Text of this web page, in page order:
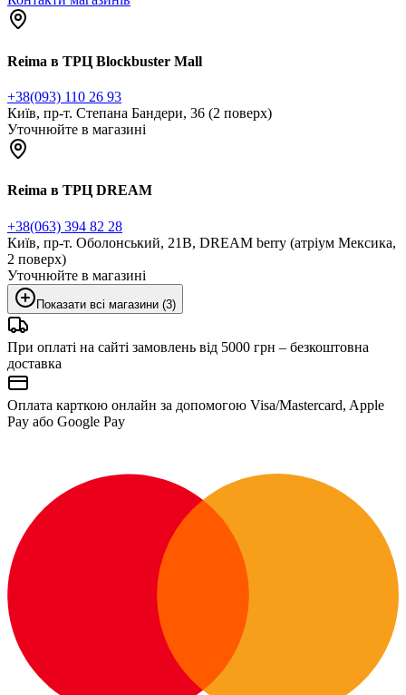
Reima в ТРЦ Blockbuster Mall
+38(093) 110 26 93
Київ, пр-т. Степана Бандери, 36 (2 поверх)
Уточнюйте в магазині
Reima в ТРЦ DREAM
+38(063) 394 82 28
Київ, пр-т. Оболонський, 21В, DREAM berry (атріум Мексика,
2 поверх)
Уточнюйте в магазині
Показати всі магазини (3)
При оплаті на сайті замовлень від 5000 грн – безкоштовна
доставка
Оплата карткою онлайн за допомогою Visa/Mastercard, Apple
Pay або Google Pay